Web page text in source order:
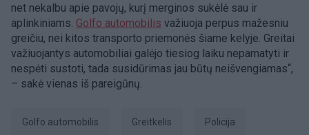
net nekalbu apie pavojų, kurį merginos sukėlė sau ir
aplinkiniams. Golfo automobilis važiuoja perpus mažesniu
greičiu, nei kitos transporto priemonės šiame kelyje. Greitai
važiuojantys automobiliai galėjo tiesiog laiku nepamatyti ir
nespėti sustoti, tada susidūrimas jau būtų neišvengiamas“,
– sakė vienas iš pareigūnų.
golfo automobilis greitkelis Policija